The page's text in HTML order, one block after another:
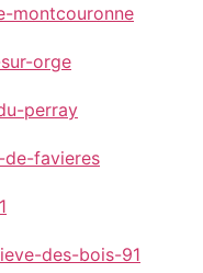
montcouronne
orge
perray
de-favieres
des-bois-91